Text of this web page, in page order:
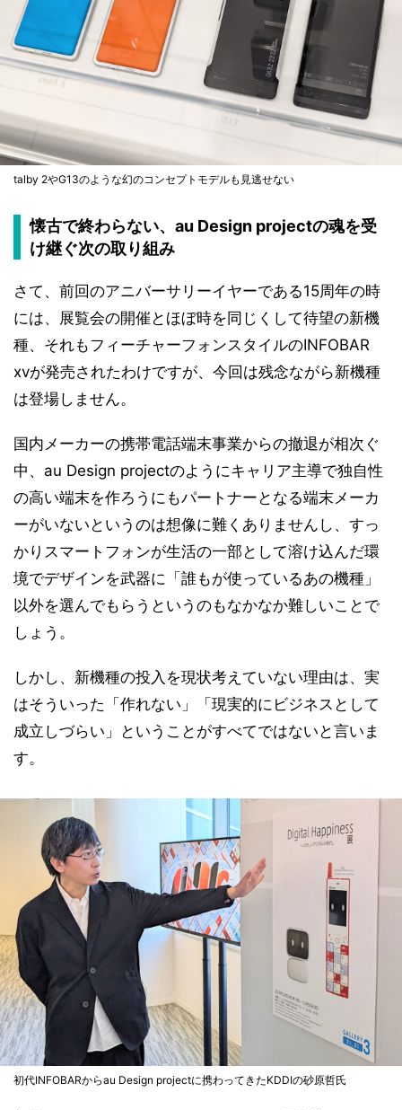
talby 2やG13のような幻のコンセプトモデルも見逃せない
懐古で終わらない、au Design projectの魂を受
け継ぐ次の取り組み
さて、前回のアニバーサリーイヤーである15周年の時
には、展覧会の開催とほぼ時を同じくして待望の新機
種、それもフィーチャーフォンスタイルのINFOBAR
xvが発売されたわけですが、今回は残念ながら新機種
は登場しません。
国内メーカーの携帯電話端末事業からの撤退が相次ぐ
中、au Design projectのようにキャリア主導で独自性
の高い端末を作ろうにもパートナーとなる端末メーカ
ーがいないというのは想像に難くありませんし、すっ
かりスマートフォンが生活の一部として溶け込んだ環
境でデザインを武器に「誰もが使っているあの機種」
以外を選んでもらうというのもなかなか難しいことで
しょう。
しかし、新機種の投入を現状考えていない理由は、実
はそういった「作れない」「現実的にビジネスとして
成立しづらい」ということがすべてではないと言いま
す。
初代INFOBARからau Design projectに携わってきたKDDIの砂原哲氏